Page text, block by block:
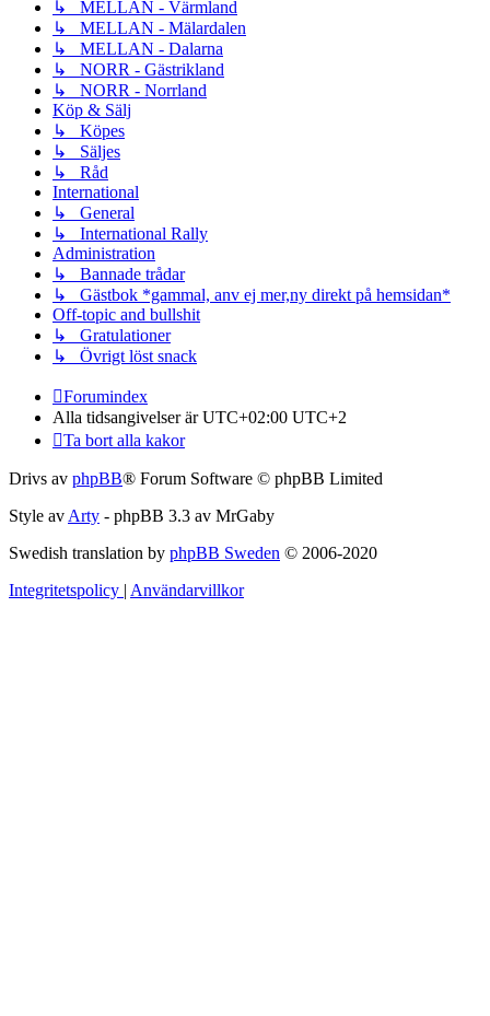
↳ MELLAN - Värmland
↳ MELLAN - Mälardalen
↳ MELLAN - Dalarna
↳ NORR - Gästrikland
↳ NORR - Norrland
Köp & Sälj
↳ Köpes
↳ Säljes
↳ Råd
International
↳ General
↳ International Rally
Administration
↳ Bannade trådar
↳ Gästbok *gammal, anv ej mer,ny direkt på hemsidan*
Off-topic and bullshit
↳ Gratulationer
↳ Övrigt löst snack
Forumindex
Alla tidsangivelser är UTC+02:00 UTC+2
Ta bort alla kakor
Drivs av phpBB® Forum Software © phpBB Limited
Style avArty - phpBB 3.3 av MrGaby
Swedish translation by phpBB Sweden © 2006-2020
Integritetspolicy Användarvillkor